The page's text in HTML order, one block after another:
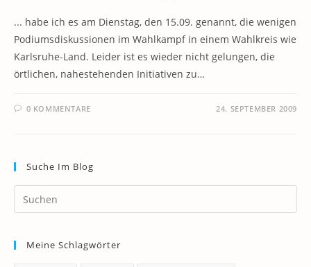
... habe ich es am Dienstag, den 15.09. genannt, die wenigen
Podiumsdiskussionen im Wahlkampf in einem Wahlkreis wie
Karlsruhe-Land. Leider ist es wieder nicht gelungen, die
örtlichen, nahestehenden Initiativen zu…
0 KOMMENTARE 24. SEPTEMBER 2009
Suche Im Blog
Meine Schlagwörter